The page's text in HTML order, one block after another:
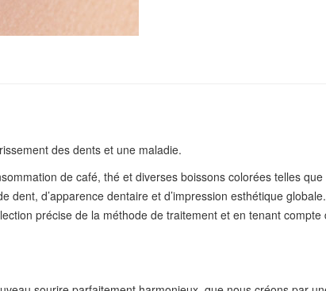
des dents et une maladie.
de café, thé et diverses boissons colorées telles
d’apparence dentaire et d’impression esthétique
précise de la méthode de traitement et en tenant